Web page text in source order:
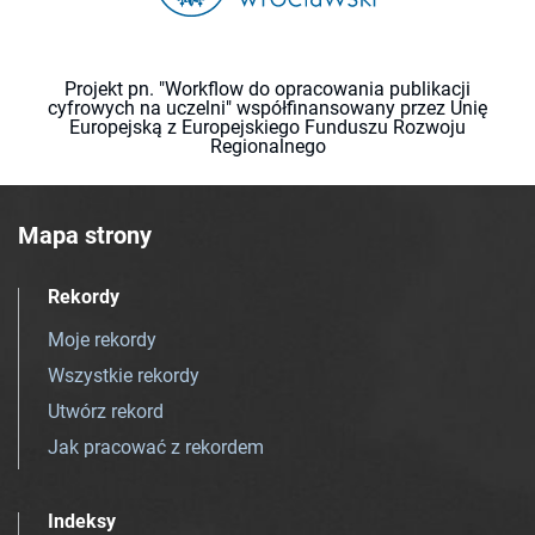
Projekt pn. "Workflow do opracowania publikacji
cyfrowych na uczelni" współfinansowany przez Unię
Europejską z Europejskiego Funduszu Rozwoju
Regionalnego
Mapa strony
Rekordy
Moje rekordy
Wszystkie rekordy
Utwórz rekord
Jak pracować z rekordem
Indeksy